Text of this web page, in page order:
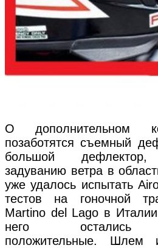
О дополнительном
позаботятся съемный
большой дефлектор,
задуванию ветра в
уже удалось испытать
тестов на гоночной
Martino del Lago в
него остались
положительные. Шлем